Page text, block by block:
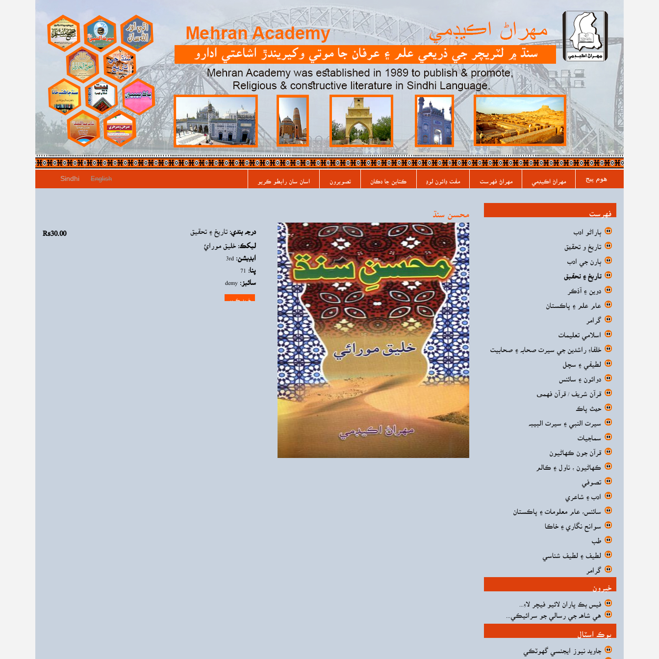
هوم پیج مهراڻ اڪيڊمي مهراڻ فهرست مفت ڊائون لوڊ ڪتابن جا دڪان اسان سان رابطو ڪريو English
Sindhi
ٻاراڻو ادب
تاریخ و تحقیق
ٻارن جي ادب
تاريخ ۽ تحقيق
دوين ۽ آذڪر
عام علم ۽ پاڪستان
گرامر
اسلامي تعليمات
خلفاءِ راشدين جي سيرت صحابه ۽ صحابيت
لطيفي ۽ سچل
دوائون ۽ سائنس
قرآن شريف / قرآن فهمی
حیث پاڪ
سيرت النبي ۽ سيرت البيبه
سماجيات
قرآن جون ڪهاڻيون
ڪهاڻيون ، ناول ۽ ڪالم
ادب ۽ شاعري
سائنس، عام معلومات ۽ پاڪستان
سوانح نگاري ۽ خاڪا
طب
لطيف ۽ لطيف شناسي
گرامر
فيس بڪ پاران لائيو فيچر لاءِ...
هي شاهه جي رسالي جو سرائيڪي...
بوڪ اسٽال
جاويد نيوز ايجنسي گهوٽڪي
محسن سنڌ
تاريخ ۽ تحقيق
ليکڪ: خليق مورائ
ايڊيشن:
پنا:
سائيز: